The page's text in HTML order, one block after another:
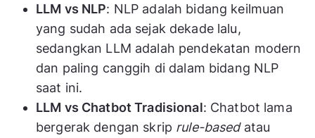
LLM vs NLP: NLP adalah bidang keilmuan
yang sudah ada sejak dekade lalu,
sedangkan LLM adalah pendekatan modern
dan paling canggih di dalam bidang NLP
saat ini.
LLM vs Chatbot Tradisional: Chatbot lama
bergerak dengan skrip rule-basedatau